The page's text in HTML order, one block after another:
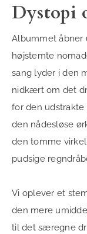
Dystopi
Albummet åbner
højstemte
sang lyder i den
nidkært om det
for den
den nådesløse
den tomme
pudsige
Vi oplever et
den mere
til det særegne